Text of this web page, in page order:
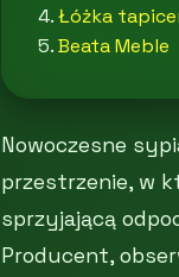
Łóżka
Beata Meble
Nowoczesne
przestrzenie, w
sprzyjającą
Producent,